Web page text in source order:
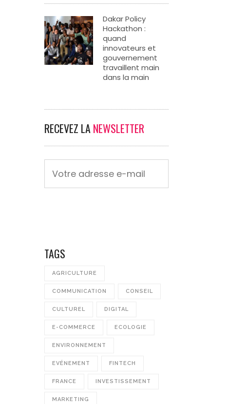
Dakar Policy
Hackathon :
quand
innovateurs et
gouvernement
travaillent main
dans la main
RECEVEZ LA NEWSLETTER
TAGS
AGRICULTURE
COMMUNICATION CONSEIL
CULTUREL DIGITAL
E-COMMERCE ECOLOGIE
ENVIRONNEMENT
EVÉNEMENT FINTECH
FRANCE INVESTISSEMENT
MARKETING